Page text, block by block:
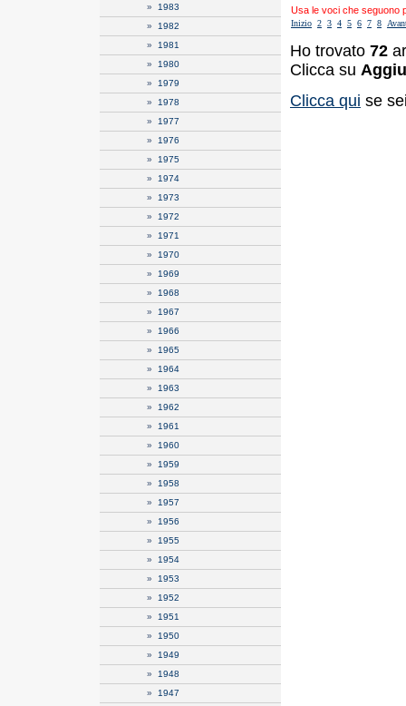
» 1983
» 1982
» 1981
» 1980
» 1979
» 1978
» 1977
» 1976
» 1975
» 1974
» 1973
» 1972
» 1971
» 1970
» 1969
» 1968
» 1967
» 1966
» 1965
» 1964
» 1963
» 1962
» 1961
» 1960
» 1959
» 1958
» 1957
» 1956
» 1955
» 1954
» 1953
» 1952
» 1951
» 1950
» 1949
» 1948
» 1947
Usa le voci che seguono
Inizio 2 3 4 5 6 7 8
Ho trovato 72
Clicca su
Clicca qui se